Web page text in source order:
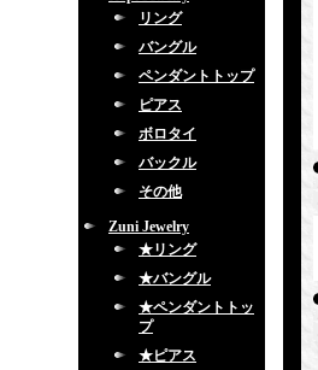
リング
バングル
ペンダントトップ
ピアス
ボロタイ
バックル
その他
Zuni Jewelry
★リング
★バングル
★ペンダントトッ
プ
★ピアス